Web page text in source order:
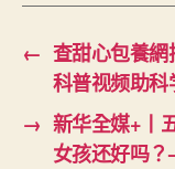
← 查甜心包養
科普视频助科
→ 新华全媒+丨
女孩还好吗